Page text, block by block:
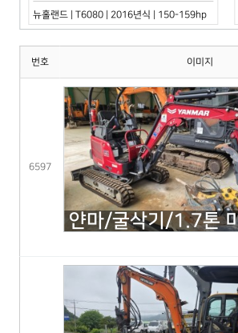
뉴홀랜드 | T6080 | 2016년식 | 150-159hp
번호 이미지
6597